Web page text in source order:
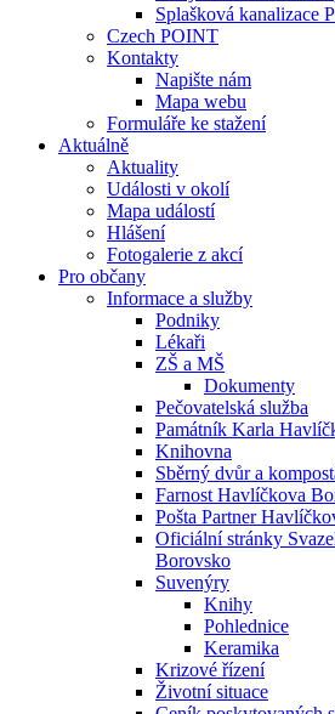
Splašková kanalizace
Czech POINT
Kontakty
Napište nám
Mapa webu
Formuláře ke stažení
Aktuálně
Aktuality
Události v okolí
Mapa událostí
Hlášení
Fotogalerie z akcí
Pro občany
Informace a služby
Podniky
Lékaři
ZŠ a MŠ
Dokumenty
Pečovatelská služba
Památník Karla
Knihovna
Sběrný dvůr a
Farnost Havlíčkova
Pošta Partner
Oficiální stránky
Borovsko
Suvenýry
Knihy
Pohlednice
Keramika
Krizové řízení
Životní situace